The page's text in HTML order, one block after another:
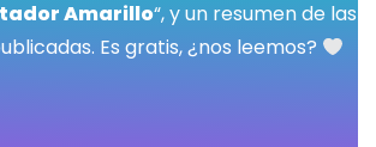
Amarillo“, y un resumen de las
Es gratis, ¿nos leemos?